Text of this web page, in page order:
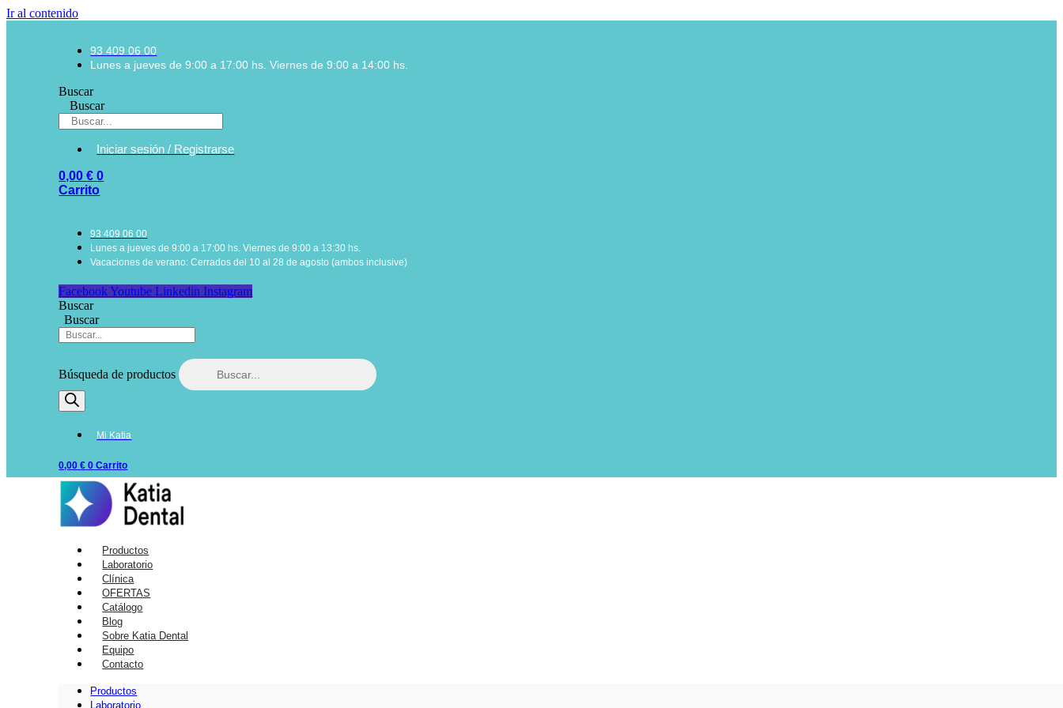
Ir al contenido
93 409 06 00
Lunes a jueves de 9:00 a 17:00 hs. Viernes de 9:00 a 14:00 hs.
Buscar
Buscar
Iniciar sesión / Registrarse
0,00€ 0
Carrito
93 409 06 00
Lunes a jueves de 9:00 a 17:00 hs. Viernes de 9:00 a 13:30 hs.
Vacaciones de verano: Cerrados del 10 al 28 de agosto (ambos inclusive)
Facebook Youtube Linkedin Instagram
Buscar
Buscar
Búsqueda de productos
Mi Katia
0,00€ 0 Carrito
Productos
Laboratorio
Clínica
OFERTAS
Catálogo
Blog
Sobre Katia Dental
Equipo
Contacto
Productos
Laboratorio